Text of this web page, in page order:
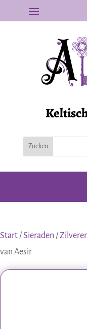
Start /Sieraden /
van Aesir